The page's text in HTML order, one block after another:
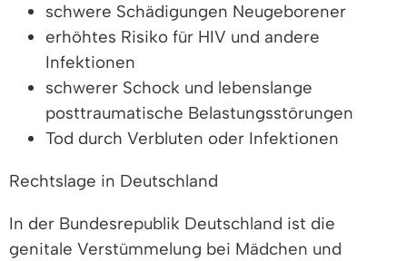
schwere Schädigungen Neugeborener
erhöhtes Risiko für HIV und andere
Infektionen
schwerer Schock und lebenslange
posttraumatische Belastungsstörungen
Tod durch Verbluten oder Infektionen
Rechtslage in Deutschland
In der Bundesrepublik Deutschland ist die
genitale Verstümmelung bei Mädchen und